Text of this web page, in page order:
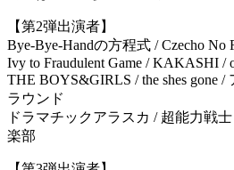
【第2弾出演者】
Bye-Bye-Handの方程式 / Czecho No
Ivy to Fraudulent Game / KAKASHI /
THE BOYS&GIRLS / the shes gone
ラウンド
ドラマチックアラスカ / 超能力戦
楽部